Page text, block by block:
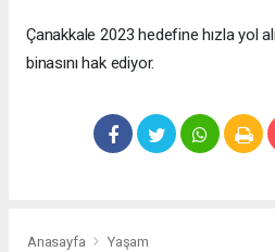
Çanakkale 2023 hedefine hızla yol
binasını hak ediyor.
Anasayfa Yaşam